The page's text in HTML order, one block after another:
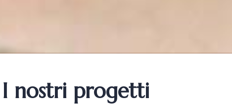
I nostri progetti